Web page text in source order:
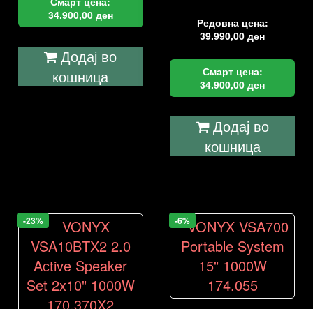
34.900,00 ден
Додај во
кошница
Редовна цена:
39.990,00ден
Смарт цена:
34.900,00ден
Додај во
кошница
-23% -6%